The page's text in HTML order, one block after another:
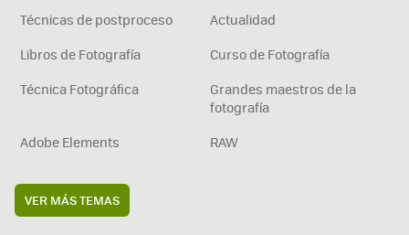
Técnicas de postproceso
Actualidad
Libros de Fotografía
Curso de Fotografía
Técnica Fotográfica
Grandes maestros de la
fotografía
Adobe Elements
RAW
VER MÁS TEMAS